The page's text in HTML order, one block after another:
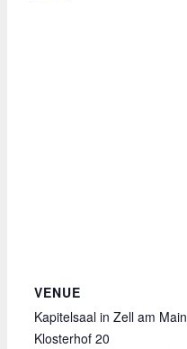
VENUE
Kapitelsaal in Zell am Main
Klosterhof 20